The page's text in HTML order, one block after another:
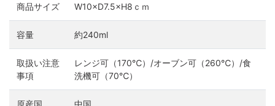
商品サイズ W10×D7.5×H8ｃｍ
容量 約240ml
取扱い注意
事項
レンジ可（170℃）/オーブン可（260℃）/食
洗機可（70℃）
原産国 中国